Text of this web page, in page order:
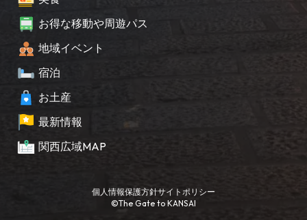
お得な移動や周遊パス
地域イベント
宿泊
お土産
最新情報
関西広域MAP
©The Gate to KANSAI
個人情報保護方針サイトポリシー